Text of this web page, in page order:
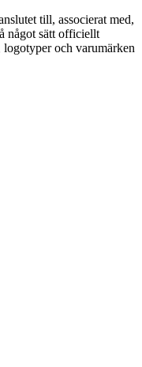
till, associerat med,
något sätt officiellt
och varumärken